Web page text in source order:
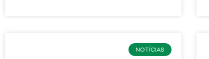
NOTÍCIAS